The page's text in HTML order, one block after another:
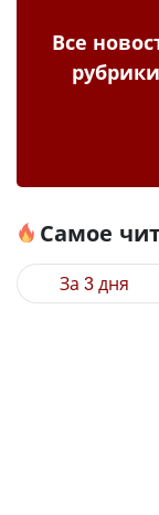
Все
рубрики
Самое
За 3 дня